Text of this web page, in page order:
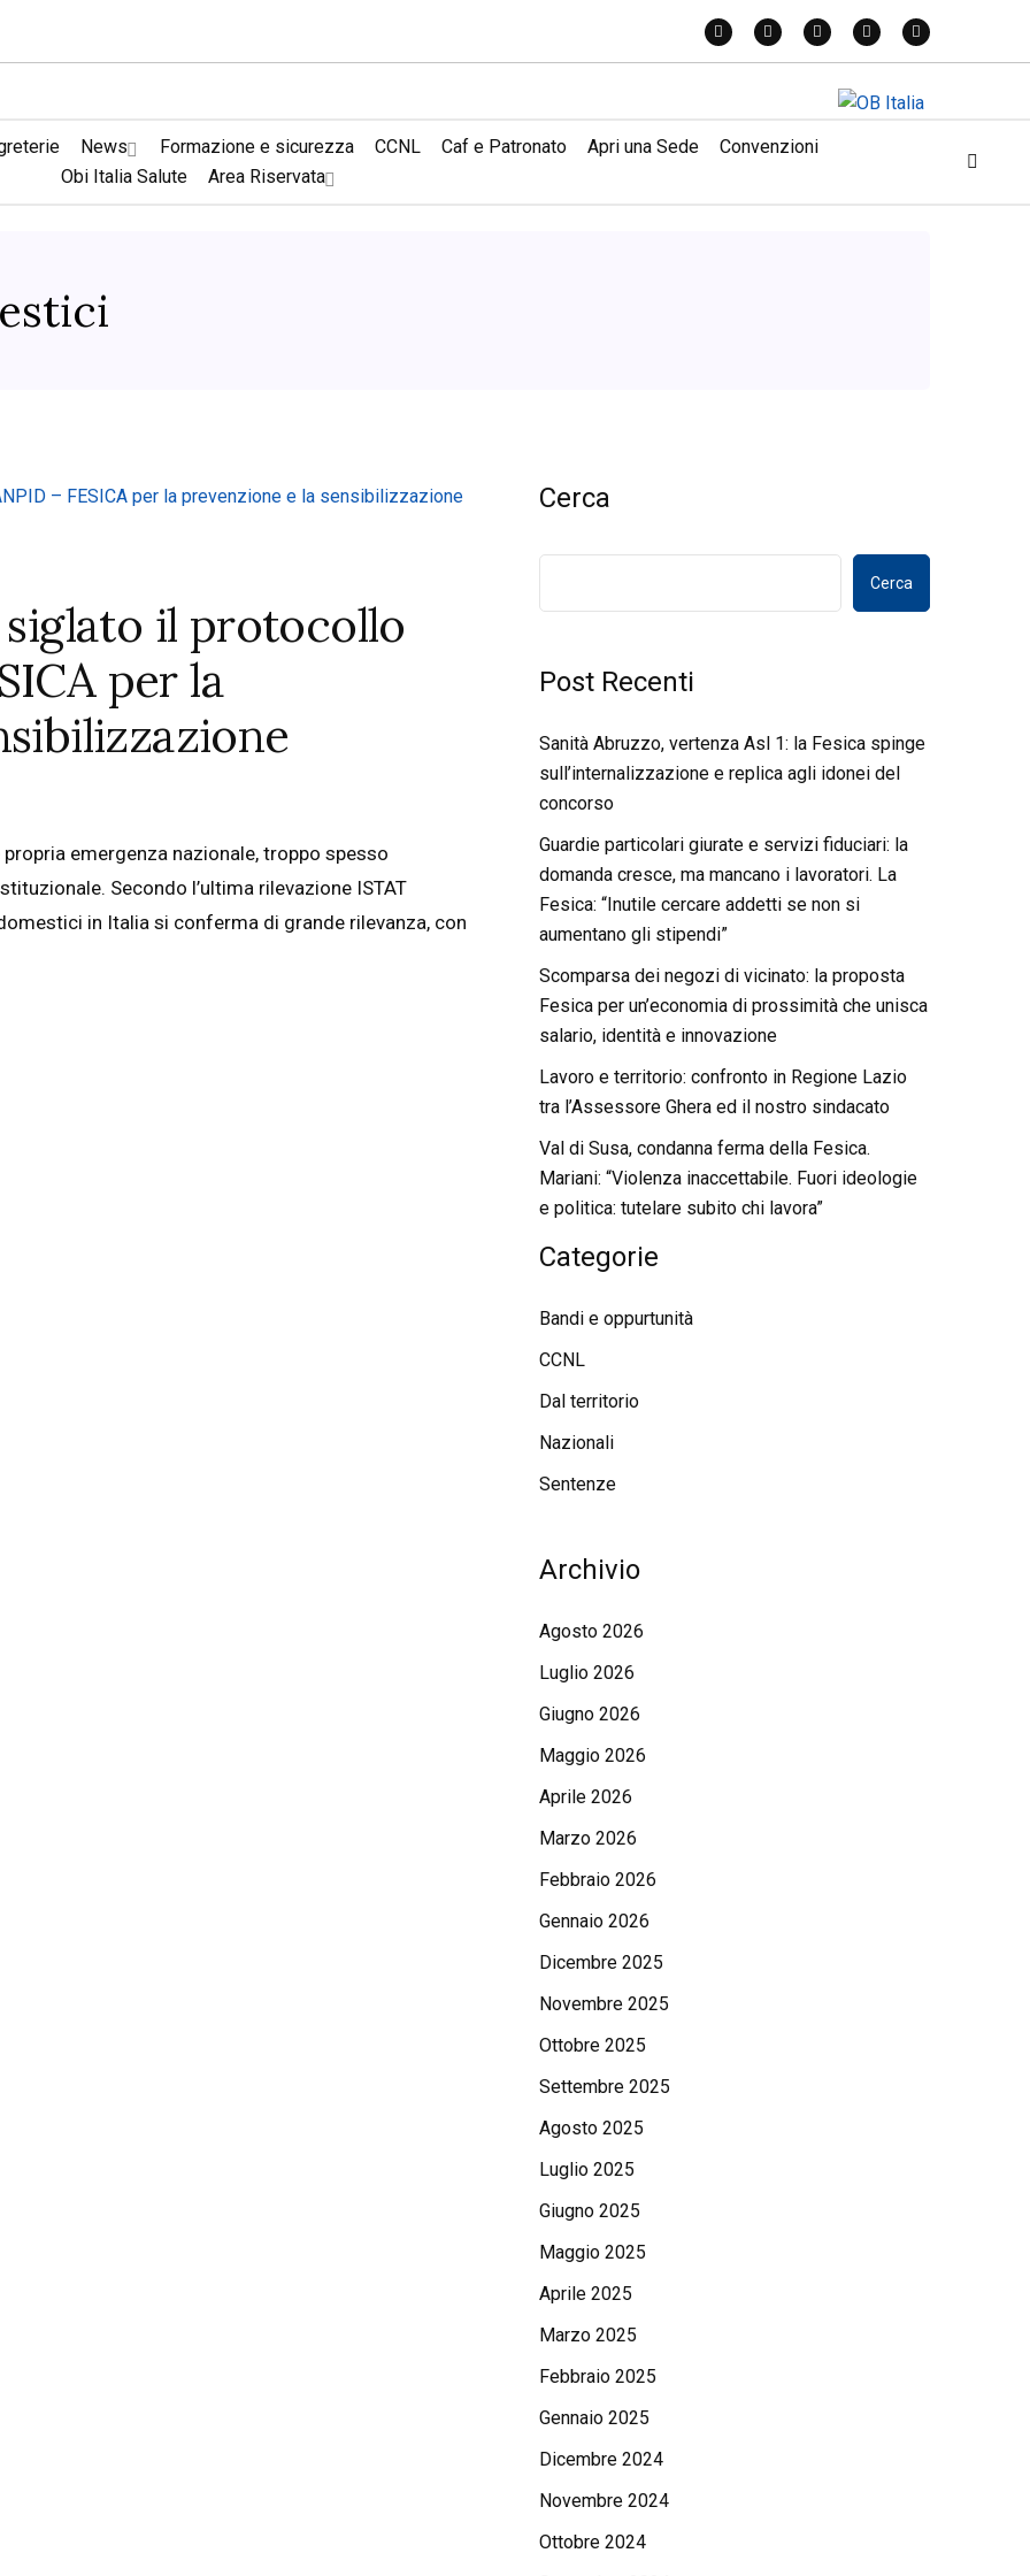
News Formazione e sicurezza CCNL Caf e Patronato Apri una Sede
Convenzioni
Obi Italia Salute
Area Riservata
il protocollo
per la
emergenza nazionale, troppo spesso
Secondo l’ultima rilevazione ISTAT
in Italia si conferma di grande rilevanza, con
Cerca
Cerca
Post Recenti
Sanità Abruzzo, vertenza Asl 1: la Fesica spinge
sull’internalizzazione e replica agli idonei del
concorso
Guardie particolari giurate e servizi fiduciari: la
domanda cresce, ma mancano i lavoratori. La
Fesica: “Inutile cercare addetti se non si
aumentano gli stipendi”
Scomparsa dei negozi di vicinato: la proposta
Fesica per un’economia di prossimità che unisca
salario, identità e innovazione
Lavoro e territorio: confronto in Regione Lazio
tra l’Assessore Ghera ed il nostro sindacato
Val di Susa, condanna ferma della Fesica.
Mariani: “Violenza inaccettabile. Fuori ideologie
e politica: tutelare subito chi lavora”
Categorie
Bandi e oppurtunità
CCNL
Dal territorio
Nazionali
Sentenze
Archivio
Agosto 2026
Luglio 2026
Giugno 2026
Maggio 2026
Aprile 2026
Marzo 2026
Febbraio 2026
Gennaio 2026
Dicembre 2025
Novembre 2025
Ottobre 2025
Settembre 2025
Agosto 2025
Luglio 2025
Giugno 2025
Maggio 2025
Aprile 2025
Marzo 2025
Febbraio 2025
Gennaio 2025
Dicembre 2024
Novembre 2024
Ottobre 2024